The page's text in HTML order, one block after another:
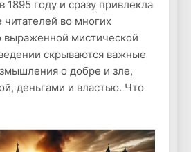
году и сразу привлекла
читателей во многих
выраженной мистической
скрываются важные
о добре и зле,
деньгами и властью. Что